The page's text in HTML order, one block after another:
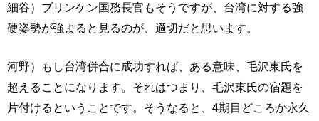
細谷）ブリンケン国務長官もそうですが、台湾に対する強
硬姿勢が強まると見るのが、適切だと思います。
河野）もし台湾併合に成功すれば、ある意味、毛沢東氏を
超えることになります。それはつまり、毛沢東氏の宿題を
片付けるということです。そうなると、4期目どころか永久